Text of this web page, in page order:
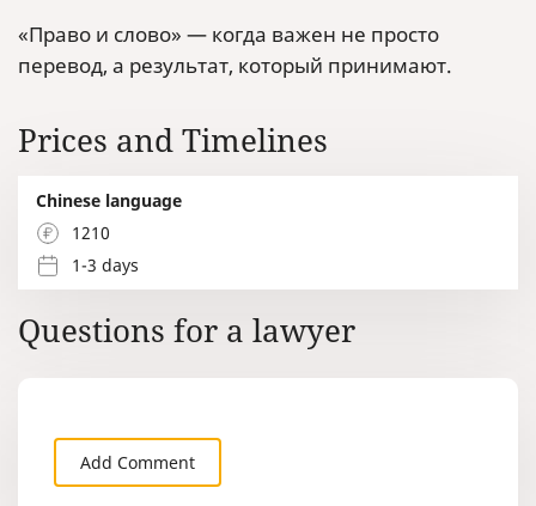
«Право и слово» — когда важен не просто
перевод, а результат, который принимают.
Prices and Timelines
Chinese language
1210
1-3 days
Questions for a lawyer
Add Comment